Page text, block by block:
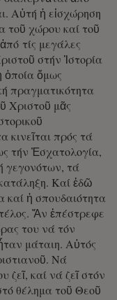
Αὐτή ἡ εἰσχώρηση
τοῦ χώρου καί τοῦ
τίς μεγάλες
στήν Ἱστορία
ὁποία ὅμως
πραγματικότητα
Χριστοῦ μᾶς
κινεῖται πρός τά
τήν Ἐσχατολογία,
γεγονότων, τά
Καί ἐδῶ
καί ἡ σπουδαιότητα
Ἄν ἐπέστρεφε
του νά τόν
μάταιη. Αὐτός
Νά
ζεῖ, καί νά ζεῖ στόν
θέλημα τοῦ Θεοῦ